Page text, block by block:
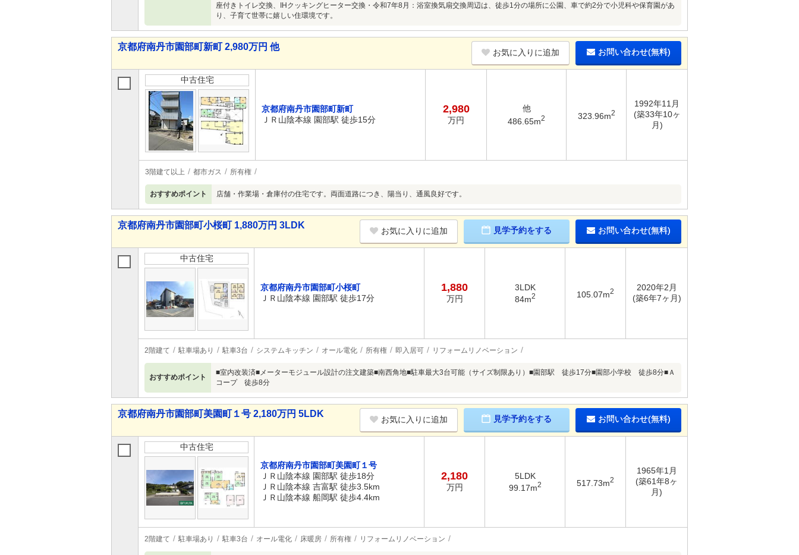
座付きトイレ交換、IHクッキングヒーター交換・令和7年8月：浴室換気扇交換周辺は、徒歩1分の場所に公園、車で約2分で小児科や保育園があ
り、子育て世帯に嬉しい住環境です。
京都府南丹市園部町新町 2,980万円 他
お気に入りに追加 お問い合わせ(無料)
中古住宅
京都府南丹市園部町新町
ＪＲ山陰本線 園部駅 徒歩15分
2,980
万円
他
486.65m2 323.96m2
1992年11月
(築33年10ヶ
月)
3階建て以上 都市ガス 所有権
おすすめポイント 店舗・作業場・倉庫付の住宅です。両面道路につき、陽当り、通風良好です。
京都府南丹市園部町小桜町 1,880万円 3LDK
お気に入りに追加 見学予約をする お問い合わせ(無料)
中古住宅
京都府南丹市園部町小桜町
ＪＲ山陰本線 園部駅 徒歩17分
1,880
万円
3LDK
84m2 105.07m2
2020年2月
(築6年7ヶ月)
2階建て 駐車場あり 駐車3台 システムキッチン オール電化 所有権 即入居可 リフォームリノベーション
おすすめポイント
■室内改装済■メーターモジュール設計の注文建築■南西角地■駐車最大3台可能（サイズ制限あり）■園部駅 徒歩17分■園部小学校 徒歩8分■Ａ
コープ 徒歩8分
京都府南丹市園部町美園町１号 2,180万円 5LDK
お気に入りに追加 見学予約をする お問い合わせ(無料)
中古住宅
京都府南丹市園部町美園町１号
ＪＲ山陰本線 園部駅 徒歩18分
ＪＲ山陰本線 吉富駅 徒歩3.5km
ＪＲ山陰本線 船岡駅 徒歩4.4km
2,180
万円
5LDK
99.17m2 517.73m2
1965年1月
(築61年8ヶ
月)
2階建て 駐車場あり 駐車3台 オール電化 床暖房 所有権 リフォームリノベーション